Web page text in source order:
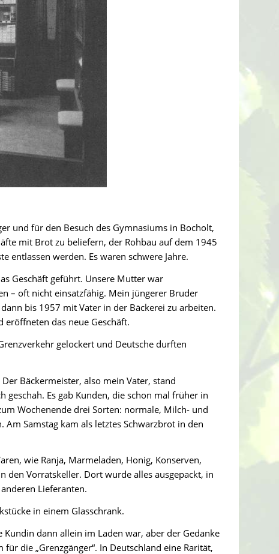
und für den Besuch des Gymnasiums in Bocholt,
mit Brot zu beliefern, der Rohbau auf dem 1945
entlassen werden. Es waren schwere Jahre.
Geschäft geführt. Unsere Mutter war
– oft nicht einsatzfähig. Mein jüngerer Bruder
bis 1957 mit Vater in der Bäckerei zu arbeiten.
das neue Geschäft.
gelockert und Deutsche durften
Bäckermeister, also mein Vater, stand
Es gab Kunden, die schon mal früher in
Wochenende drei Sorten: normale, Milch- und
Samstag kam als letztes Schwarzbrot in den
wie Ranja, Marmeladen, Honig, Konserven,
den Vorratskeller. Dort wurde alles ausgepackt, in
Lieferanten.
in einem Glasschrank.
dann allein im Laden war, aber der Gedanke
die „Grenzgänger“. In Deutschland eine Rarität,